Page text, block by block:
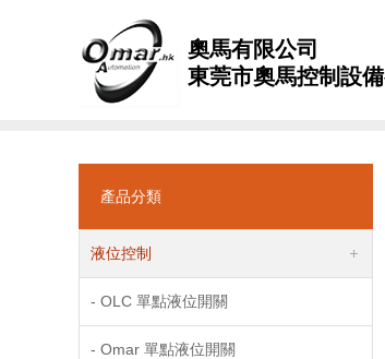
奧馬有限公司
東莞市奧馬控制設
產品分類
液位控制
- OLC 單點液位開關
- Omar 單點液位開關